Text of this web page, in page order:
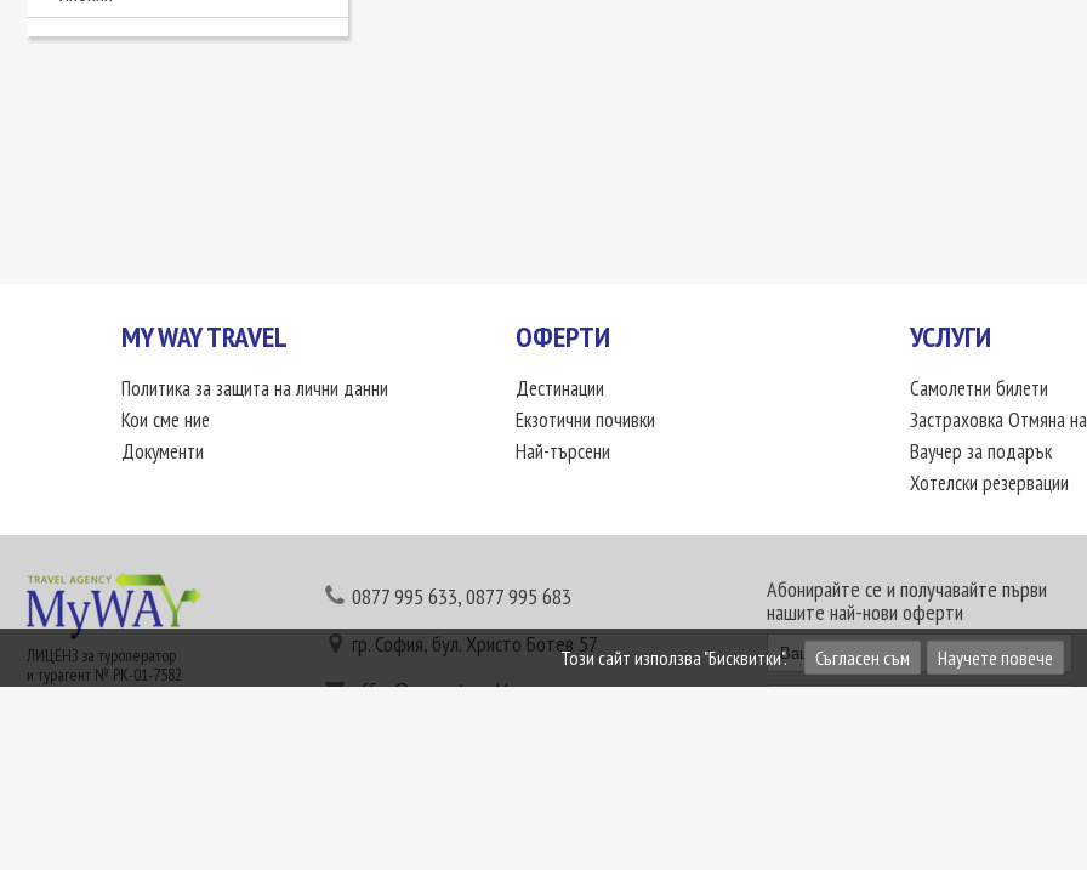
MY WAY TRAVEL
Политика за защита на лични данни
Кои сме ние
Документи
ОФЕРТИ
Дестинации
Екзотични почивки
Най-търсени
УСЛУГИ
Самолетни билети
Застраховка Отмяна
Ваучер за подарък
Хотелски резервации
ЛИЦЕНЗ за туроператор
и турагент № РК-01-7582
0877 995 633,0877 995 683
гр. София, бул. Христо Ботев 57
office@mywaytravel.bg
Абонирайте се и получавайте първи
нашите най-нови оферти
Този сайт използва "Бисквитки". Съгласен съм Научете повече